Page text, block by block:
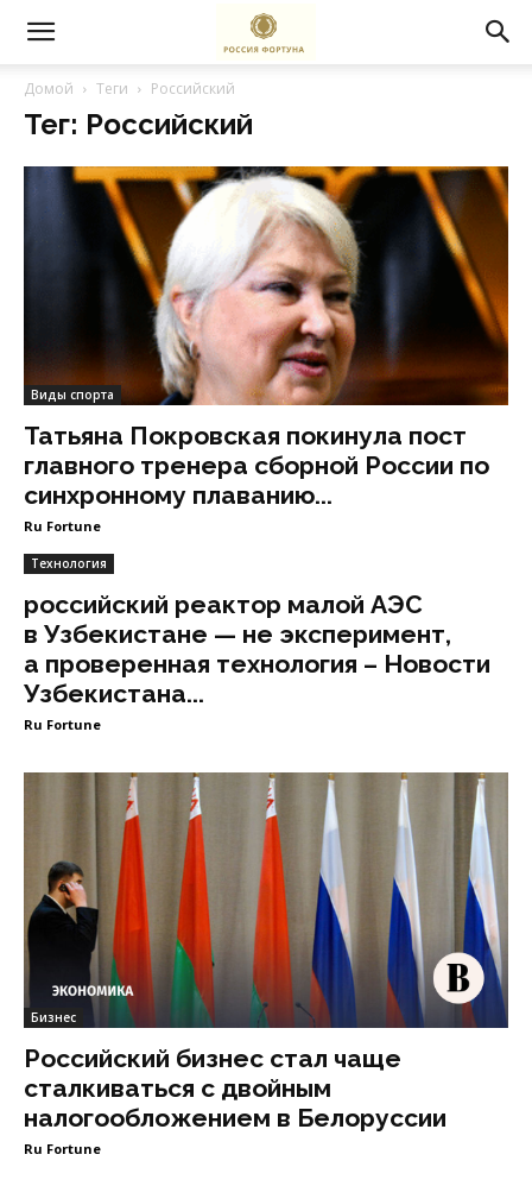
Домой Теги Российский
Тег: Российский
Виды спорта
Татьяна Покровская покинула пост
главного тренера сборной России по
синхронному плаванию...
Ru Fortune
Технология
российский реактор малой АЭС
в Узбекистане — не эксперимент,
а проверенная технология – Новости
Узбекистана...
Ru Fortune
Бизнес
Российский бизнес стал чаще
сталкиваться с двойным
налогообложением в Белоруссии
Ru Fortune